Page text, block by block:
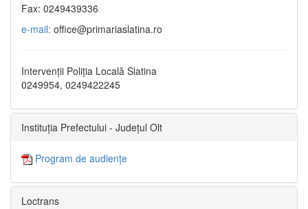
Fax: 0249439336
e-mail: office@primariaslatina.ro
Intervenții Poliția Locală Slatina
0249954, 0249422245
Instituția Prefectului - Județul Olt
Program de audiențe
Loctrans